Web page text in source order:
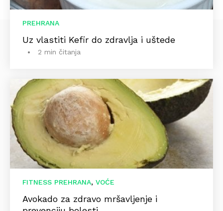
PREHRANA
Uz vlastiti Kefir do zdravlja i uštede
2 min čitanja
FITNESS PREHRANA, VOĆE
Avokado za zdravo mršavljenje i